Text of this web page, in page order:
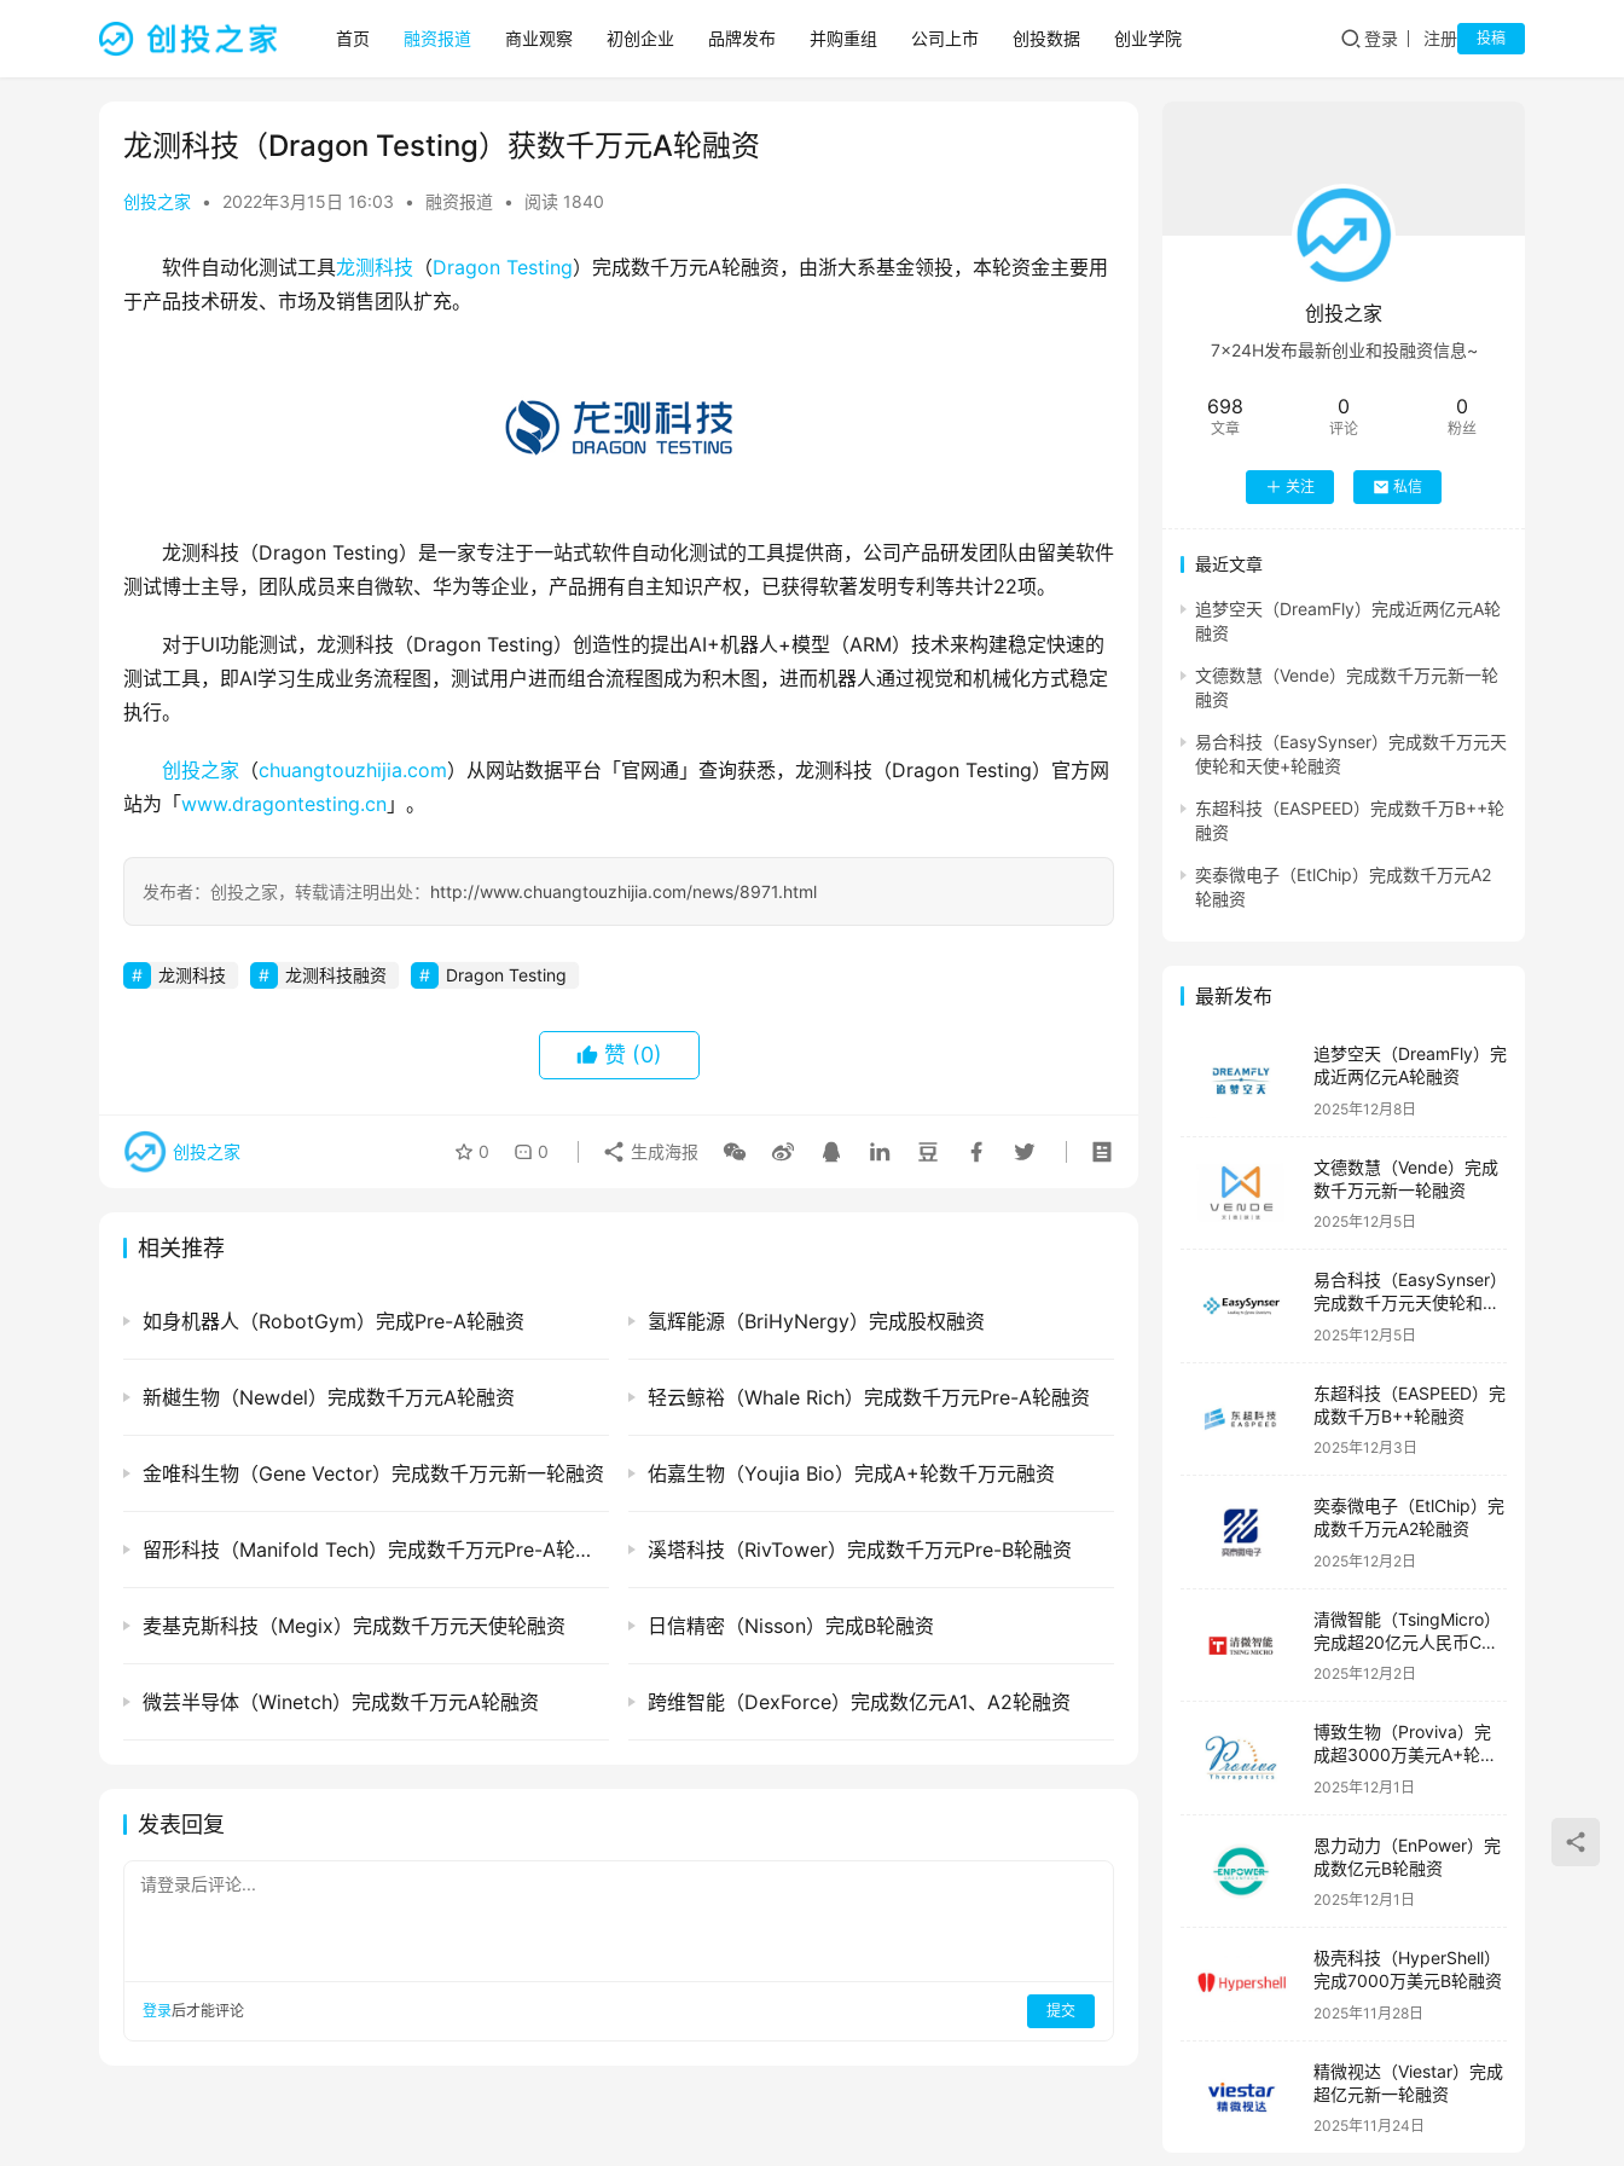
首页 融资报道 商业观察 初创企业 品牌发布 并购重组 公司上市 创投数据 创业学院 登录 注册 投稿
龙测科技（Dragon Testing）获数千万元A轮融资
创投之家 • 2022年3月15日 16:03 • 融资报道 • 阅读 1840
软件自动化测试工具龙测科技 （Dragon Testing）完成数千万元A轮融资，由浙大系基金领投，本轮资金主要用
于产品技术研发、市场及销售团队扩充。
龙测科技（Dragon Testing）是一家专注于一站式软件自动化测试的工具提供商，公司产品研发团队由留美软件
测试博士主导，团队成员来自微软、华为等企业，产品拥有自主知识产权，已获得软著发明专利等共计22项。
对于UI功能测试，龙测科技（Dragon Testing）创造性的提出AI+机器人+模型（ARM）技术来构建稳定快速的
测试工具，即AI学习生成业务流程图，测试用户进而组合流程图成为积木图，进而机器人通过视觉和机械化方式稳定
执行。
创投之家 （chuangtouzhijia.com）从网站数据平台「官网通」查询获悉，龙测科技（Dragon Testing）官方网
站为「www.dragontesting.cn 」。
发布者：创投之家，转载请注明出处： http://www.chuangtouzhijia.com/news/8971.html
龙测科技 龙测科技融资 Dragon Testing
赞 (0)
创投之家 0 0 生成海报
相关推荐
如身机器人（RobotGym）完成Pre-A轮融资 氢辉能源（BriHyNergy）完成股权融资
新樾生物（Newdel）完成数千万元A轮融资 轻云鲸裕（Whale Rich）完成数千万元Pre-A轮融资
金唯科生物（Gene Vector）完成数千万元新一轮融资 佑嘉生物（Youjia Bio）完成A+轮数千万元融资
留形科技（Manifold Tech）完成数千万元Pre-A轮融资 溪塔科技（RivTower）完成数千万元Pre-B轮融资
麦基克斯科技（Megix）完成数千万元天使轮融资 日信精密（Nisson）完成B轮融资
微芸半导体（Winetch）完成数千万元A轮融资 跨维智能（DexForce）完成数亿元A1、A2轮融资
发表回复
请登录后评论...
登录后才能评论 提交
创投之家
7×24H发布最新创业和投融资信息~
698
文章
0
评论
0
粉丝
关注 私信
最近文章
追梦空天（DreamFly）完成近两亿元A轮
融资
文德数慧（Vende）完成数千万元新一轮
融资
易合科技（EasySynser）完成数千万元天
使轮和天使+轮融资
东超科技（EASPEED）完成数千万B++轮
融资
奕泰微电子（EtlChip）完成数千万元A2
轮融资
最新发布
追梦空天（DreamFly）完
成近两亿元A轮融资
2025年12月8日
文德数慧（Vende）完成
数千万元新一轮融资
2025年12月5日
易合科技（EasySynser）
完成数千万元天使轮和天
使+轮融资
2025年12月5日
东超科技（EASPEED）完
成数千万B++轮融资
2025年12月3日
奕泰微电子（EtlChip）完
成数千万元A2轮融资
2025年12月2日
清微智能（TsingMicro）
完成超20亿元人民币C轮
融资
2025年12月2日
博致生物（Proviva）完
成超3000万美元A+轮融
资
2025年12月1日
恩力动力（EnPower）完
成数亿元B轮融资
2025年12月1日
极壳科技（HyperShell）
完成7000万美元B轮融资
2025年11月28日
精微视达（Viestar）完成
超亿元新一轮融资
2025年11月24日